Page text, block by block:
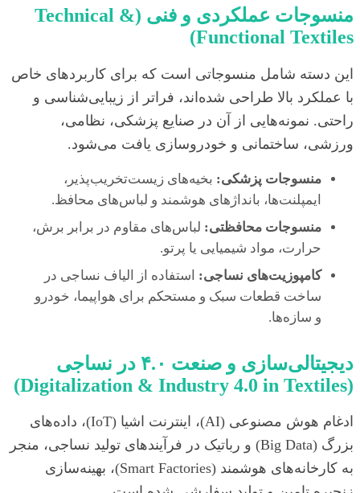
منسوجات عملکردی و فنی (Technical &
Functional Textiles)
این دسته شامل منسوجاتی است که برای کاربردهای خاص
با عملکرد بالا طراحی شده‌اند، فراتر از زیبایی‌شناسی و
راحتی. نمونه‌هایی از آن در صنایع پزشکی، نظامی،
ورزشی، ساختمانی و خودروسازی یافت می‌شود.
منسوجات پزشکی: بخیه‌های زیست‌تخریب‌پذیر،
ایمپلنت‌ها، بانداژهای هوشمند و لباس‌های محافظ.
منسوجات محافظتی: لباس‌های مقاوم در برابر برش،
حرارت، مواد شیمیایی یا پرتو.
کامپوزیت‌های نساجی: استفاده از الیاف نساجی در
ساخت قطعات سبک و مستحکم برای هواپیما، خودرو
و سازه‌ها.
دیجیتالی‌سازی و صنعت ۴.۰ در نساجی
(Digitalization & Industry 4.0 in Textiles)
ادغام هوش مصنوعی (AI)، اینترنت اشیا (IoT)، داده‌های
بزرگ (Big Data) و رباتیک در فرآیندهای تولید نساجی، منجر
به کارخانه‌های هوشمند (Smart Factories)، بهینه‌سازی